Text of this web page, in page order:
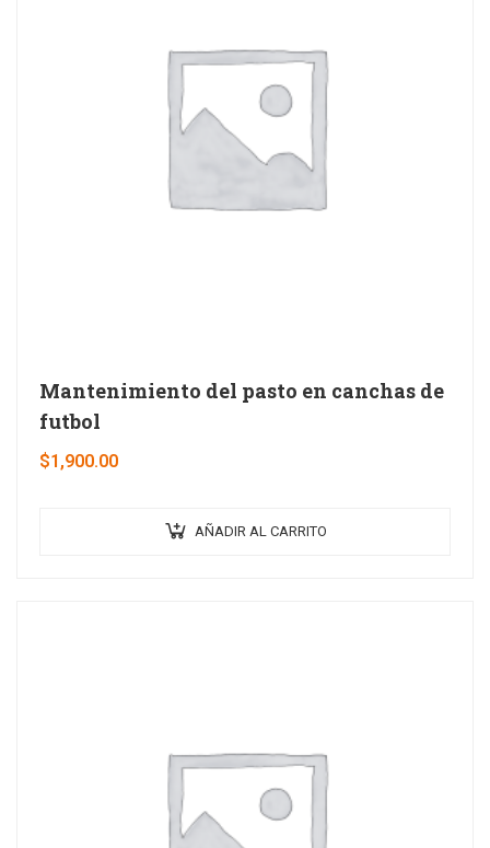
Mantenimiento del pasto en canchas de
futbol
$1,900.00
AÑADIR AL CARRITO